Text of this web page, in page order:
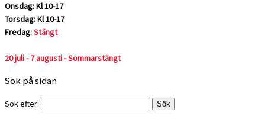
Onsdag: Kl 10-17
Torsdag: Kl 10-17
Fredag:Stängt
20 juli - 7 augusti - Sommarstängt
Sök på sidan
Sök efter: